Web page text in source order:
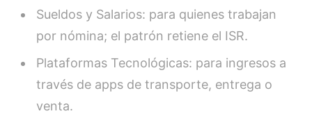
Sueldos y Salarios: para quienes trabajan
por nómina; el patrón retiene el ISR.
Plataformas Tecnológicas: para ingresos a
través de apps de transporte, entrega o
venta.